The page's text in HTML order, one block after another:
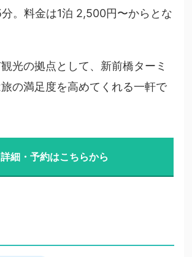
。料金は1泊 2,500円〜からとな
光の拠点として、新前橋ターミ
の満足度を高めてくれる一軒で
詳細・予約はこちらから